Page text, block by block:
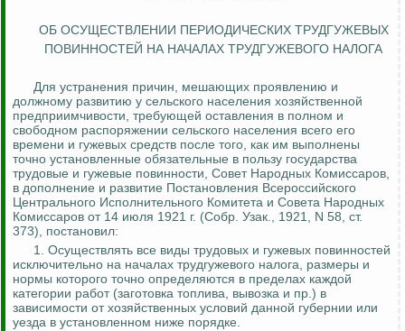
ОБ ОСУЩЕСТВЛЕНИИ ПЕРИОДИЧЕСКИХТРУДГУЖЕВЫХ
ПОВИННОСТЕЙ НА НАЧАЛАХ ТРУДГУЖЕВОГО НАЛОГА
Для устранения причин, мешающих проявлению и
должному развитию у сельского населения хозяйственной
предприимчивости, требующей оставления в полном и
свободном распоряжении сельского населения всего его
времени и гужевых средств после того, как им выполнены
точно установленные обязательные в пользу государства
трудовые и гужевые повинности, Совет Народных Комиссаров,
в дополнение и развитие Постановления Всероссийского
Центрального Исполнительного Комитета и Совета Народных
Комиссаров от 14 июля 1921 г. (Собр. Узак., 1921, N 58, ст.
373), постановил:
1. Осуществлять все виды трудовых и гужевых повинностей
исключительно на началах трудгужевого налога, размеры и
нормы которого точно определяются в пределах каждой
категории работ (заготовка топлива, вывозка и пр.) в
зависимости от хозяйственных условий данной губернии или
уезда в установленном ниже порядке.